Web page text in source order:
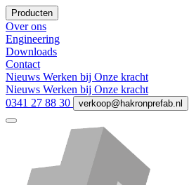
Producten
Over ons
Engineering
Downloads
Contact
Nieuws Werken bij Onze kracht
Nieuws Werken bij Onze kracht
0341 27 88 30
verkoop@hakronprefab.nl